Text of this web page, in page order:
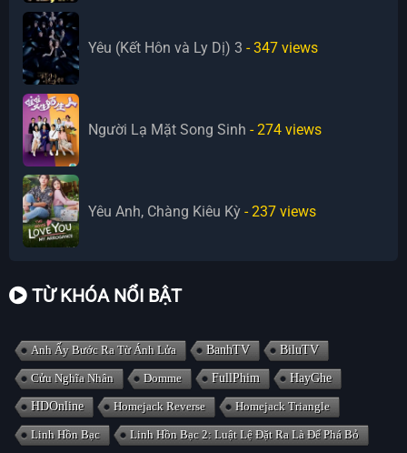
Yêu (Kết Hôn và Ly Dị) 3 - 347 views
Người Lạ Mặt Song Sinh - 274 views
Yêu Anh, Chàng Kiêu Kỳ - 237 views
TỪ KHÓA NỔI BẬT
Anh Ấy Bước Ra Từ Ánh Lửa BanhTV BiluTV
Cửu Nghĩa Nhân Domme FullPhim HayGhe
HDOnline Homejack Reverse Homejack Triangle
Linh Hồn Bạc Linh Hồn Bạc 2: Luật Lệ Đặt Ra Là Để Phá Bỏ